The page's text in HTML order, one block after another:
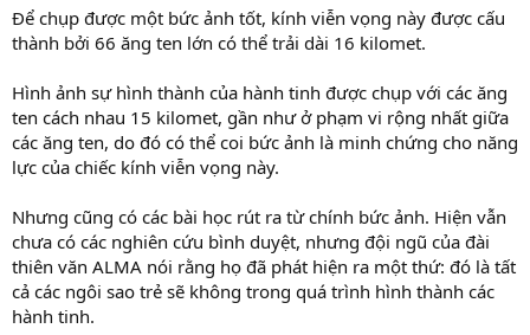
Để chụp được một bức ảnh tốt, kính viễn vọng này được cấu
thành bởi 66 ăng ten lớn có thể trải dài 16 kilomet.
Hình ảnh sự hình thành của hành tinh được chụp với các ăng
ten cách nhau 15 kilomet, gần như ở phạm vi rộng nhất giữa
các ăng ten, do đó có thể coi bức ảnh là minh chứng cho năng
lực của chiếc kính viễn vọng này.
Nhưng cũng có các bài học rút ra từ chính bức ảnh. Hiện vẫn
chưa có các nghiên cứu bình duyệt, nhưng đội ngũ của đài
thiên văn ALMA nói rằng họ đã phát hiện ra một thứ: đó là tất
cả các ngôi sao trẻ sẽ không trong quá trình hình thành các
hành tinh.